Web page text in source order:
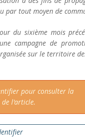
par tout moyen de
du sixième mois
campagne de
sur le territoire
pour consulter la
l'article.